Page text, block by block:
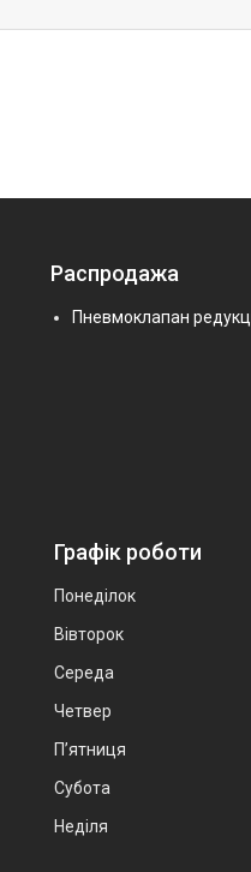
Распродажа
Пневмоклапан
Графік роботи
Понеділок
Вівторок
Середа
Четвер
Пʼятниця
Субота
Неділя